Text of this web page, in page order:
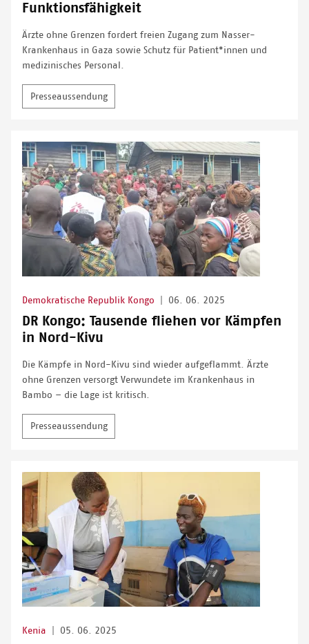
Funktionsfähigkeit
Ärzte ohne Grenzen fordert freien Zugang zum Nasser-
Krankenhaus in Gaza sowie Schutz für Patient*innen und
medizinisches Personal.
Presseaussendung
Demokratische Republik Kongo 06. 06. 2025
DR Kongo: Tausende fliehen vor Kämpfen
in Nord-Kivu
Die Kämpfe in Nord-Kivu sind wieder aufgeflammt. Ärzte
ohne Grenzen versorgt Verwundete im Krankenhaus in
Bambo – die Lage ist kritisch.
Presseaussendung
Kenia 05. 06. 2025